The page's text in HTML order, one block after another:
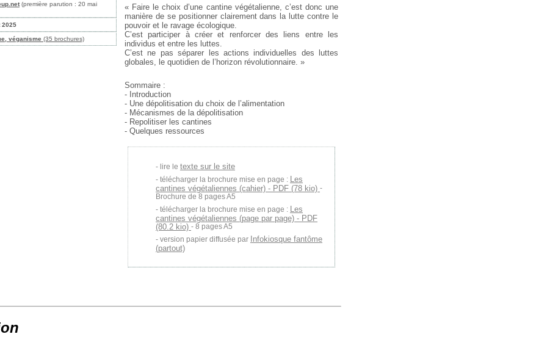
(première parution : 20 mai
2025
véganisme (35 brochures)
« Faire le choix d’une cantine végétalienne, c’est donc une
manière de se positionner clairement dans la lutte contre le
pouvoir et le ravage écologique.
C’est participer à créer et renforcer des liens entre les
individus et entre les luttes.
C’est ne pas séparer les actions individuelles des luttes
globales, le quotidien de l’horizon révolutionnaire. »
Sommaire :
- Introduction
- Une dépolitisation du choix de l’alimentation
- Mécanismes de la dépolitisation
- Repolitiser les cantines
- Quelques ressources
lire le texte sur le site
télécharger la brochure mise en page : Les
cantines végétaliennes (cahier) - PDF (78 kio) -
Brochure de 8 pages A5
télécharger la brochure mise en page : Les
cantines végétaliennes (page par page) - PDF
(80.2 kio) - 8 pages A5
version papier diffusée par Infokiosque fantôme
(partout)